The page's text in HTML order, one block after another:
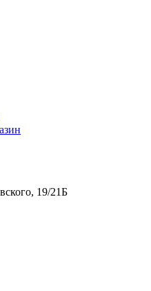
19/21Б